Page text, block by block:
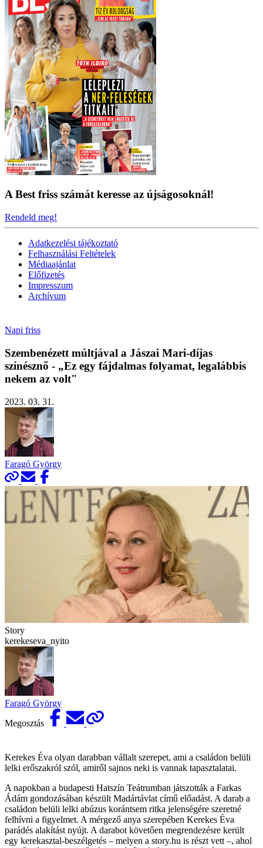
A Best friss számát keresse az újságosoknál!
Rendeld meg!
Adatkezelési tájékoztató
Felhasználási Feltételek
Médiaajánlat
Előfizetés
Impresszum
Archívum
Napi friss
Szembenézett múltjával a Jászai Mari-díjas
színésznő - „Ez egy fájdalmas folyamat, legalábbis
nekem az volt"
2023. 03. 31.
Faragó György
Story
kerekeseva_nyito
Faragó György
Megosztás
Kerekes Éva olyan darabban vállalt szerepet, ami a családon belüli
lelki erőszakról szól, amiről sajnos neki is vannak tapasztalatai.
A napokban a budapesti Hatszín Teátrumban játszották a Farkas
Ádám gondozásában készült Madártávlat című előadást. A darab a
családon belüli lelki abúzus korántsem ritka jelenségére szeretné
felhívni a figyelmet. A mérgező anya szerepében Kerekes Éva
parádés alakítást nyújt. A darabot követően megrendezésre került
egy kerekasztal-beszélgetés – melyen a story.hu is részt vett –, ahol